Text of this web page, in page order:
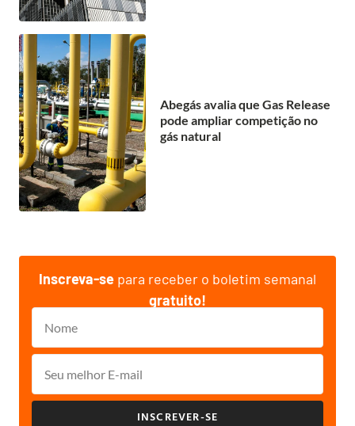
Abegás avalia que Gas Release
pode ampliar competição no
gás natural
Inscreva-se para receber o boletim semanal
gratuito!
INSCREVER-SE